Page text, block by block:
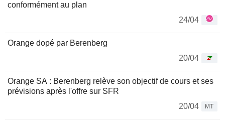
conformément au plan
24/04
Orange dopé par Berenberg
20/04
Orange SA : Berenberg relève son objectif de cours et ses
prévisions après l'offre sur SFR
20/04
MT